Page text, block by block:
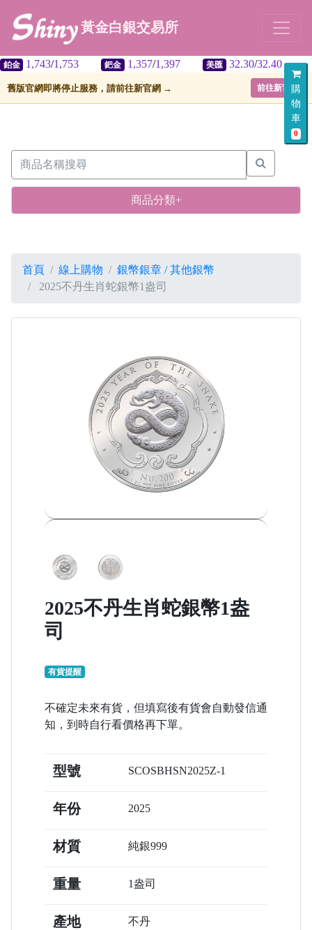
購
物
車
0
黃金白銀交易所
1,743 /1,753 鈀金 1,357 /1,397 美匯 32.30 /32.40
舊版官網即將停止服務，請前往新官網 → 前往新官網
商品分類+
首頁 線上購物
銀幣銀章 / 其他銀幣
2025不丹生肖蛇銀幣1盎司
2025不丹生肖蛇銀幣1盎
司
有貨提醒
不確定未來有貨，但填寫後有貨會自動發信通
知，到時自行看價格再下單。
型號 SCOSBHSN2025Z-1
年份 2025
材質 純銀999
重量 1盎司
產地 不丹